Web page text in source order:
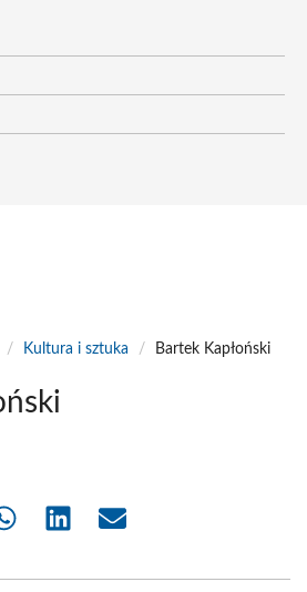
/ Kultura i sztuka / Bartek Kapłoński
Share Share Share